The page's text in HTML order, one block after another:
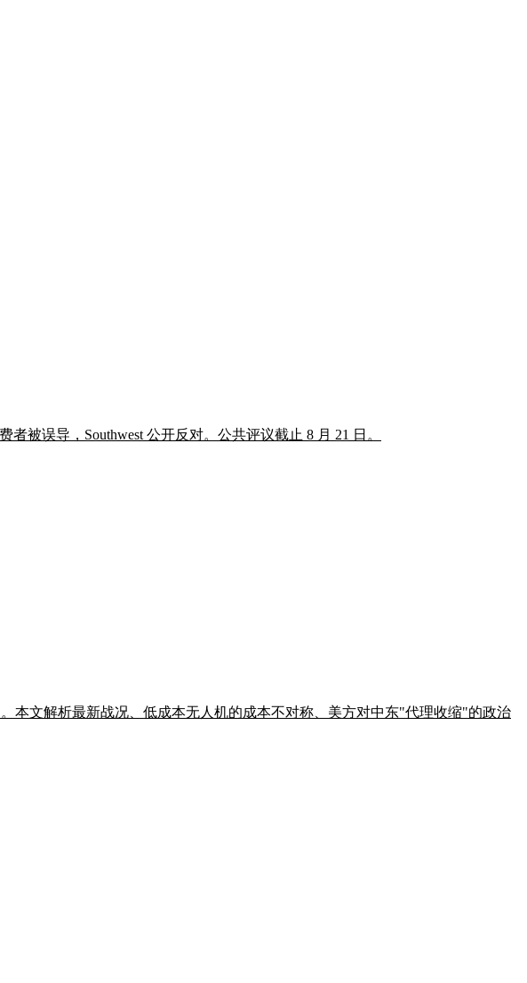
被误导，Southwest 公开反对。公共评议截止 8 月 21 日。
本文解析最新战况、低成本无人机的成本不对称、美方对中东"代理收缩"的政治